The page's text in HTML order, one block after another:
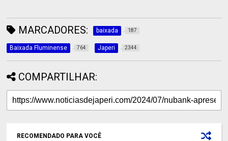
MARCADORES: baixada 187
Baixada Fluminense 764 Japeri 2344
COMPARTILHAR:
RECOMENDADO PARA VOCÊ